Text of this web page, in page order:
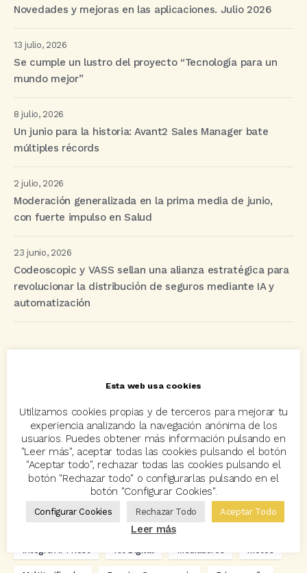
Novedades y mejoras en las aplicaciones. Julio 2026
13 julio, 2026
Se cumple un lustro del proyecto “Tecnología para un
mundo mejor”
8 julio, 2026
Un junio para la historia: Avant2 Sales Manager bate
múltiples récords
2 julio, 2026
Moderación generalizada en la prima media de junio,
con fuerte impulso en Salud
23 junio, 2026
Codeoscopic y VASS sellan una alianza estratégica para
revolucionar la distribución de seguros mediante IA y
automatización
Avant2 Avant2 Sales Manager ayudas Bcover
Carlos Rovira Codeoscopic Codeoscopic Academy
Codeoscopic Workspace Coverize Decesos
GRC-Broker
Innova Ibérica
Integra API Rest Kit Digital Mediadores motos
Esta web usa cookies
Utilizamos cookies propias y de terceros para mejorar tu
experiencia analizando la navegación anónima de los
usuarios. Puedes obtener más información pulsando en
"Leer más", aceptar todas las cookies pulsando el botón
"Aceptar todo", rechazar todas las cookies pulsando el
botón "Rechazar todo" o configurarlas pulsando en el
botón "Configurar Cookies".
Configurar Cookies Rechazar Todo Aceptar Todo
Leer más